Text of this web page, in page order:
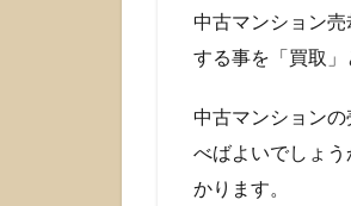
中古マンション
する事を「買取」
中古マンション
べばよいでしょ
かります。